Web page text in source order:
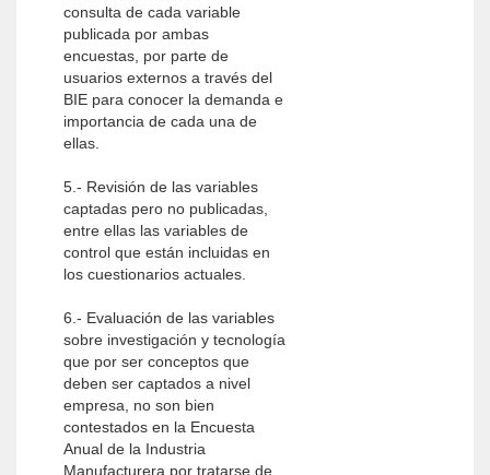
consulta de cada variable
publicada por ambas
encuestas, por parte de
usuarios externos a través del
BIE para conocer la demanda e
importancia de cada una de
ellas.
5.- Revisión de las variables
captadas pero no publicadas,
entre ellas las variables de
control que están incluidas en
los cuestionarios actuales.
6.- Evaluación de las variables
sobre investigación y tecnología
que por ser conceptos que
deben ser captados a nivel
empresa, no son bien
contestados en la Encuesta
Anual de la Industria
Manufacturera por tratarse de